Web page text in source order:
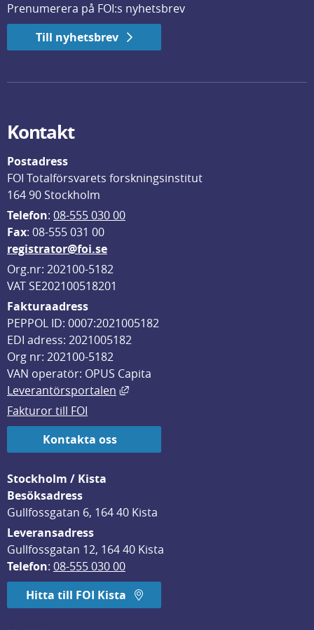
Prenumerera på FOI:s nyhetsbrev
Till nyhetsbrev
Kontakt
Postadress
FOI Totalförsvarets forskningsinstitut
164 90 Stockholm
Telefon: 08-555 030 00
Fax: 08-555 031 00
registrator@foi.se
Org.nr: 202100-5182
VAT SE202100518201
Fakturaadress
PEPPOL ID: 0007:2021005182
EDI adress: 2021005182
Org nr: 202100-5182
VAN operatör: OPUS Capita
Leverantörsportalen
Länk till annan webbplats, öppnas
Fakturor till FOI
Kontakta oss
Stockholm / Kista
Besöksadress
Gullfossgatan 6, 164 40 Kista
Leveransadress
Gullfossgatan 12, 164 40 Kista
Telefon: 08-555 030 00
Hitta till FOI Kista